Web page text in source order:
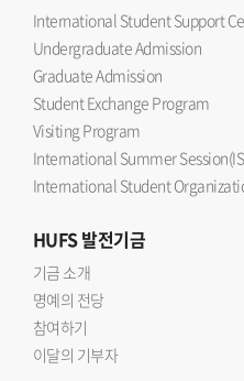
International Student Support
Undergraduate Admission
Graduate Admission
Student Exchange Program
Visiting Program
International Summer
International Student
HUFS발전기금
기금 소개
명예의 전당
참여하기
이달의 기부자